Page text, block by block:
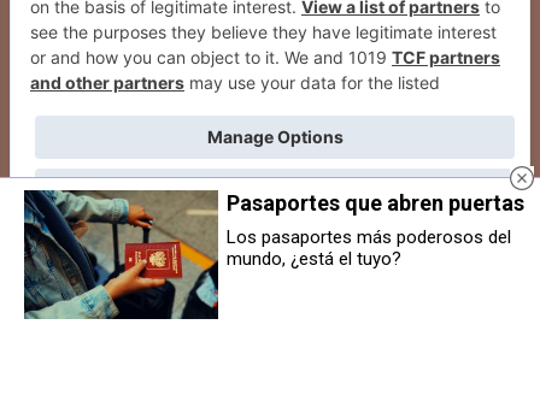
Pasaportes que abren puertas
Los pasaportes más poderosos del
mundo, ¿está el tuyo?